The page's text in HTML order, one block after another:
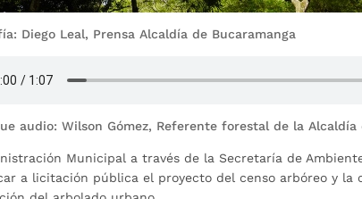
Diego Leal, Prensa Alcaldía de Bucaramanga
audio: Wilson Gómez, Referente forestal de la Alcaldía
Municipal a través de la Secretaría de
a licitación pública el proyecto del censo arbóreo y